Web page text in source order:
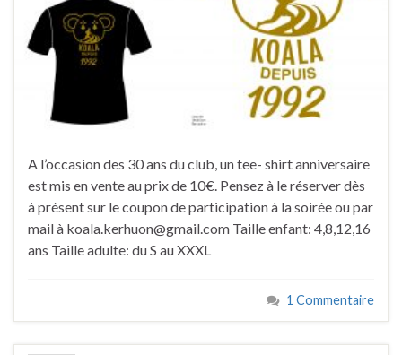
A l’occasion des 30 ans du club, un tee- shirt anniversaire
est mis en vente au prix de 10€. Pensez à le réserver dès
à présent sur le coupon de participation à la soirée ou par
mail à koala.kerhuon@gmail.com Taille enfant: 4,8,12,16
ans Taille adulte: du S au XXXL
1 Commentaire